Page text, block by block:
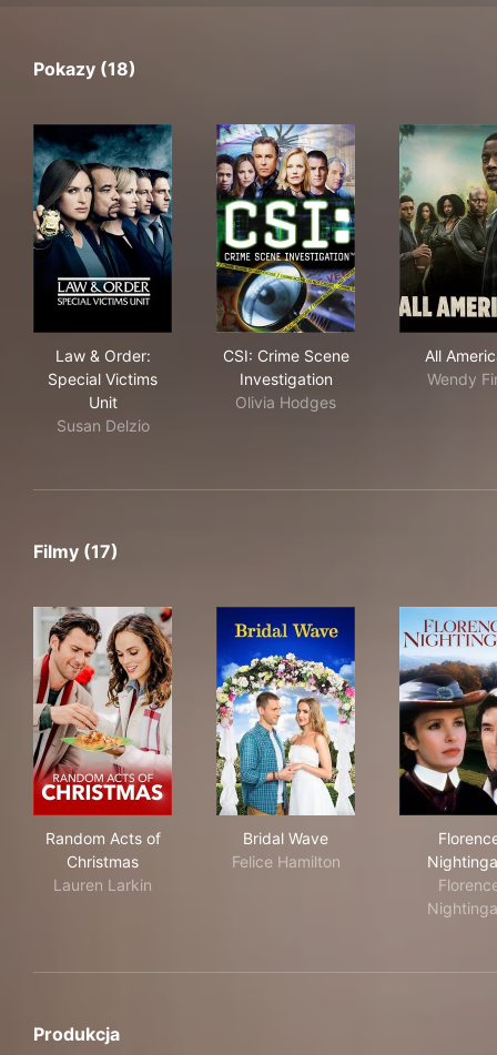
Pokazy (18)
Law & Order:
Special Victims
Unit
Susan Delzio
CSI: Crime Scene
Investigation
Olivia Hodges
All
Wendy
Filmy (17)
Random Acts of
Christmas
Lauren Larkin
Bridal Wave
Felice Hamilton
Produkcja